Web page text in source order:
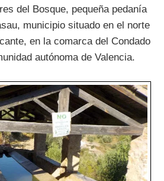
del Bosque, pequeña pedanía
municipio situado en el norte
en la comarca del Condado
autónoma de Valencia.